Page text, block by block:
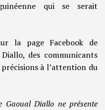
qui se serait
la page Facebook de
des communicants
à l’attention du
Gaoual Diallo ne présente